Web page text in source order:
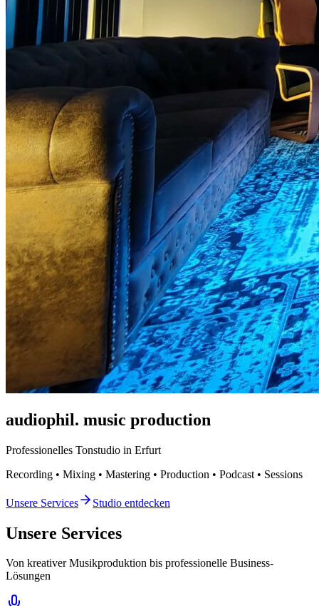
audiophil. music production
Professionelles Tonstudio in Erfurt
Recording • Mixing • Mastering • Production • Podcast • Sessions
Unsere Services Studio entdecken
Unsere Services
Von kreativer Musikproduktion bis professionelle Business-
Lösungen